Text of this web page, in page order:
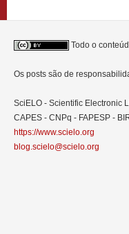
Todo o
Os posts são de
SciELO - Scientific Electronic
CAPES - CNPq - FAPESP -
https://www.scielo.org
blog.scielo@scielo.org